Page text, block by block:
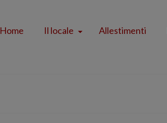
Home Il locale Allestimenti